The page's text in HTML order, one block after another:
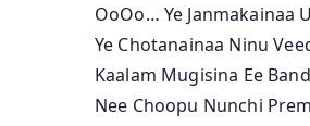
OoOo… Ye Janmakainaa
Ye Chotanainaa Ninu
Kaalam Mugisina Ee
Nee Choopu Nunchi